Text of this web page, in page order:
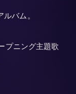
バム。
プニング主題歌